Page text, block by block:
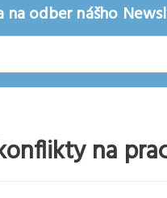
na odber nášho
na